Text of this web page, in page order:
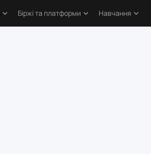
Біржі та платформи Навчання